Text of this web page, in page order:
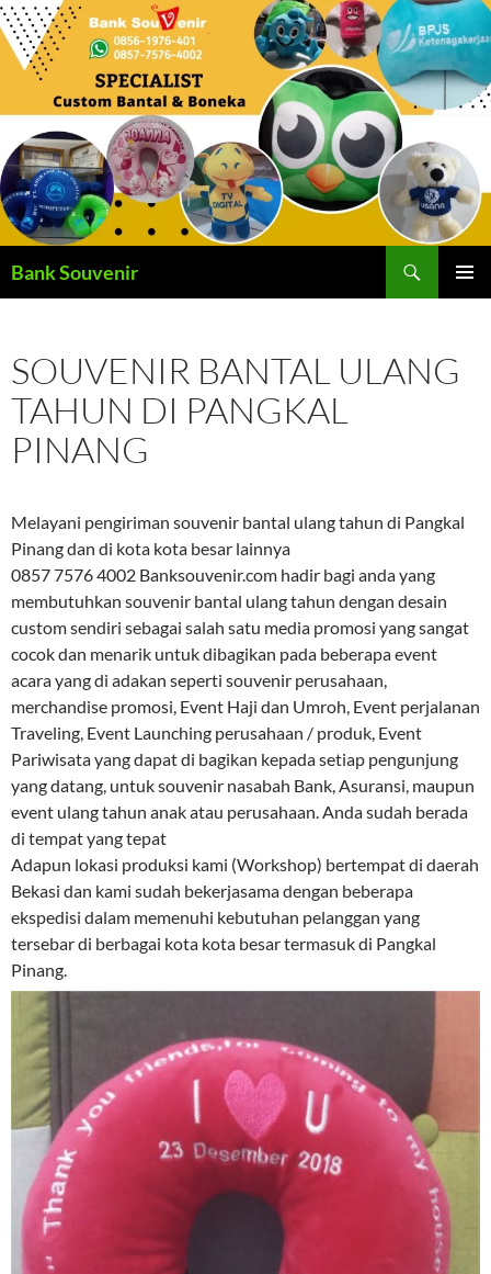
Langsung
ke
Bank Souvenir
SOUVENIR BANTAL ULANG
TAHUN DI PANGKAL
PINANG
Melayani pengiriman souvenir bantal ulang tahun di Pangkal
Pinang dan di kota kota besar lainnya
0857 7576 4002 Banksouvenir.com hadir bagi anda yang
membutuhkan souvenir bantal ulang tahun dengan desain
custom sendiri sebagai salah satu media promosi yang sangat
cocok dan menarik untuk dibagikan pada beberapa event
acara yang di adakan seperti souvenir perusahaan,
merchandise promosi, Event Haji dan Umroh, Event perjalanan
Traveling, Event Launching perusahaan / produk, Event
Pariwisata yang dapat di bagikan kepada setiap pengunjung
yang datang, untuk souvenir nasabah Bank, Asuransi, maupun
event ulang tahun anak atau perusahaan. Anda sudah berada
di tempat yang tepat
Adapun lokasi produksi kami (Workshop) bertempat di daerah
Bekasi dan kami sudah bekerjasama dengan beberapa
ekspedisi dalam memenuhi kebutuhan pelanggan yang
tersebar di berbagai kota kota besar termasuk di Pangkal
Pinang.